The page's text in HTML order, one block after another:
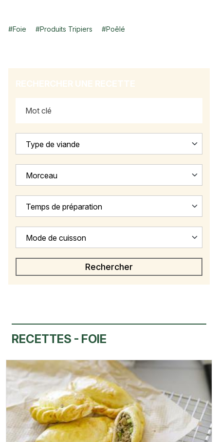
#Foie #Produits Tripiers #Poêlé
Type de viande
Morceau
Temps de préparation
Mode de cuisson
RECETTES - FOIE